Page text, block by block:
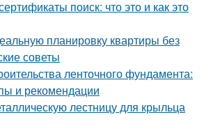
поиск: что это и как это
планировку квартиры без
советы
ленточного фундамента:
и рекомендации
лестницу для крыльца